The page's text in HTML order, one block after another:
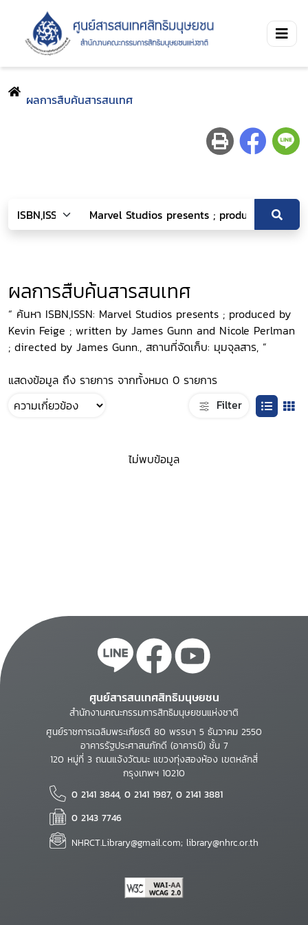
ผลการสืบค้นสารสนเทศ
ผลการสืบค้นสารสนเทศ
“ ค้นหา ISBN,ISSN: Marvel Studios presents ; produced by
Kevin Feige ; written by James Gunn and Nicole Perlman
; directed by James Gunn., สถานที่จัดเก็บ: มุมจุลสาร, ”
แสดงข้อมูล ถึง รายการ จากทั้งหมด 0 รายการ
Filter
ไม่พบข้อมูล
ศูนย์สารสนเทศสิทธิมนุษยชน
สำนักงานคณะกรรมการสิทธิมนุษยชนแห่งชาติ
ศูนย์ราชการเฉลิมพระเกียรติ 80 พรรษา 5 ธันวาคม 2550
อาคารรัฐประศาสนภักดี (อาคารบี) ชั้น 7
120 หมู่ที่ 3 ถนนแจ้งวัฒนะ แขวงทุ่งสองห้อง เขตหลักสี่
กรุงเทพฯ 10210
0 2141 3844, 0 2141 1987, 0 2141 3881
0 2143 7746
NHRCT.Library@gmail.com; library@nhrc.or.th